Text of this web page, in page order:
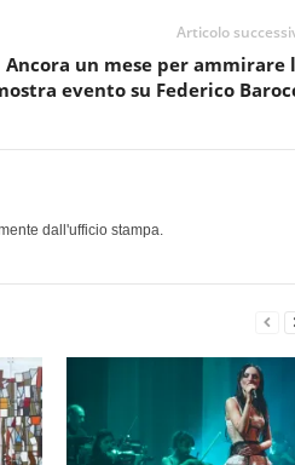
Articolo
Ancora un mese per ammirare
evento su Federico
dall'ufficio stampa.